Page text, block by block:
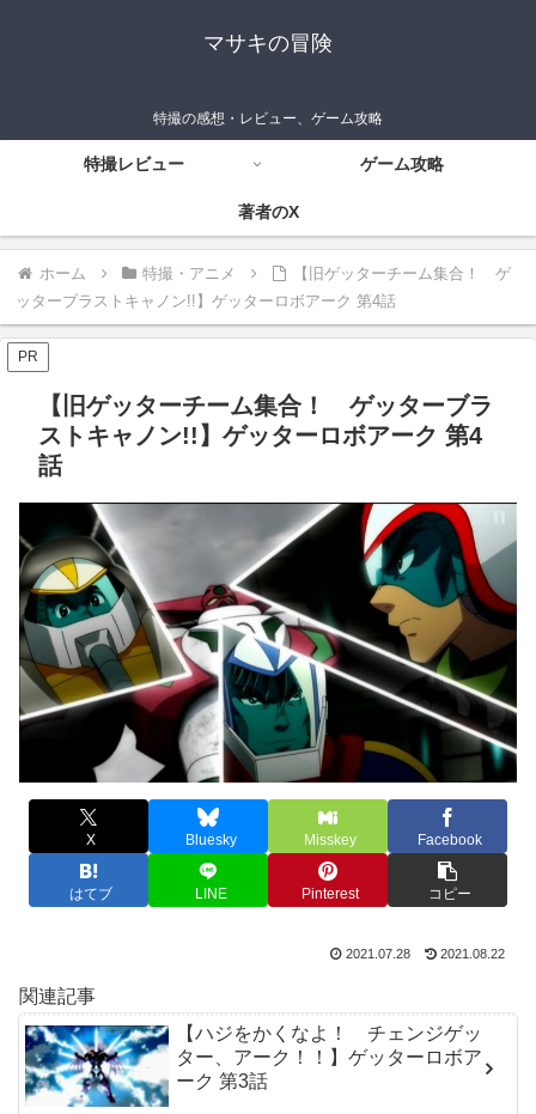
マサキの冒険
特撮の感想・レビュー、ゲーム攻略
特撮レビュー ゲーム攻略
著者のX
ホーム 特撮・アニメ
【旧ゲッターチーム集合！ ゲ
ッターブラストキャノン!!】ゲッターロボアーク 第4話
PR
【旧ゲッターチーム集合！ ゲッターブラ
ストキャノン!!】ゲッターロボアーク 第4
話
X Bluesky Misskey Facebook
はてブ LINE Pinterest コピー
2021.07.28 2021.08.22
関連記事
【ハジをかくなよ！ チェンジゲッ
ター、アーク！！】ゲッターロボア
ーク 第3話